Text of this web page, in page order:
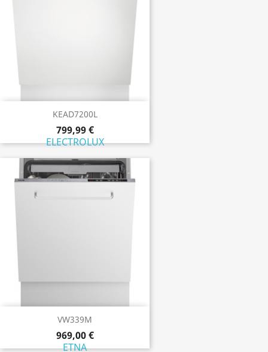
KEAD7200L
799,99 €
ELECTROLUX
VW339M
969,00 €
ETNA